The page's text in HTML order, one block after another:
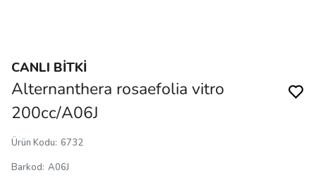
CANLI BİTKİ
Alternanthera rosaefolia vitro
200cc/A06J
Ürün Kodu: 6732
Barkod: A06J